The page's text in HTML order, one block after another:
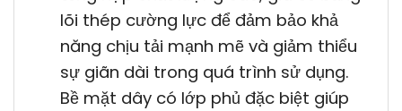
lõi thép cường lực để đảm bảo khả
năng chịu tải mạnh mẽ và giảm thiểu
sự giãn dài trong quá trình sử dụng.
Bề mặt dây có lớp phủ đặc biệt giúp